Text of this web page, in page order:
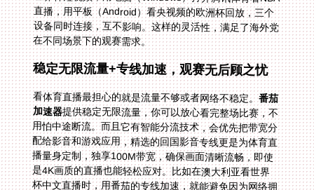
在不同场景下的观赛需求。
稳定无限流量+专线加速，观赛无后顾之忧
看体育直播最担心的就是流量不够或者网络不稳定。番茄
加速器提供稳定无限流量，你可以放心看完整场比赛，不
用怕中途断流。而且它有智能分流技术，会优先把带宽分
配给影音和游戏应用，精选的回国影音专线更是为体育直
播量身定制，独享100M带宽，确保画面清晰流畅，即使
是4K画质的直播也能轻松应对。比如在澳大利亚看世界
杯中文直播时，用番茄的专线加速，就能避免因为网络拥